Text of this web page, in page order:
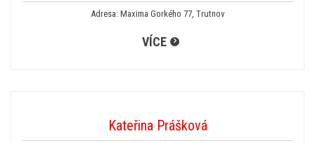
Adresa: Maxima Gorkého 77, Trutnov
VÍCE
Kateřina Prášková